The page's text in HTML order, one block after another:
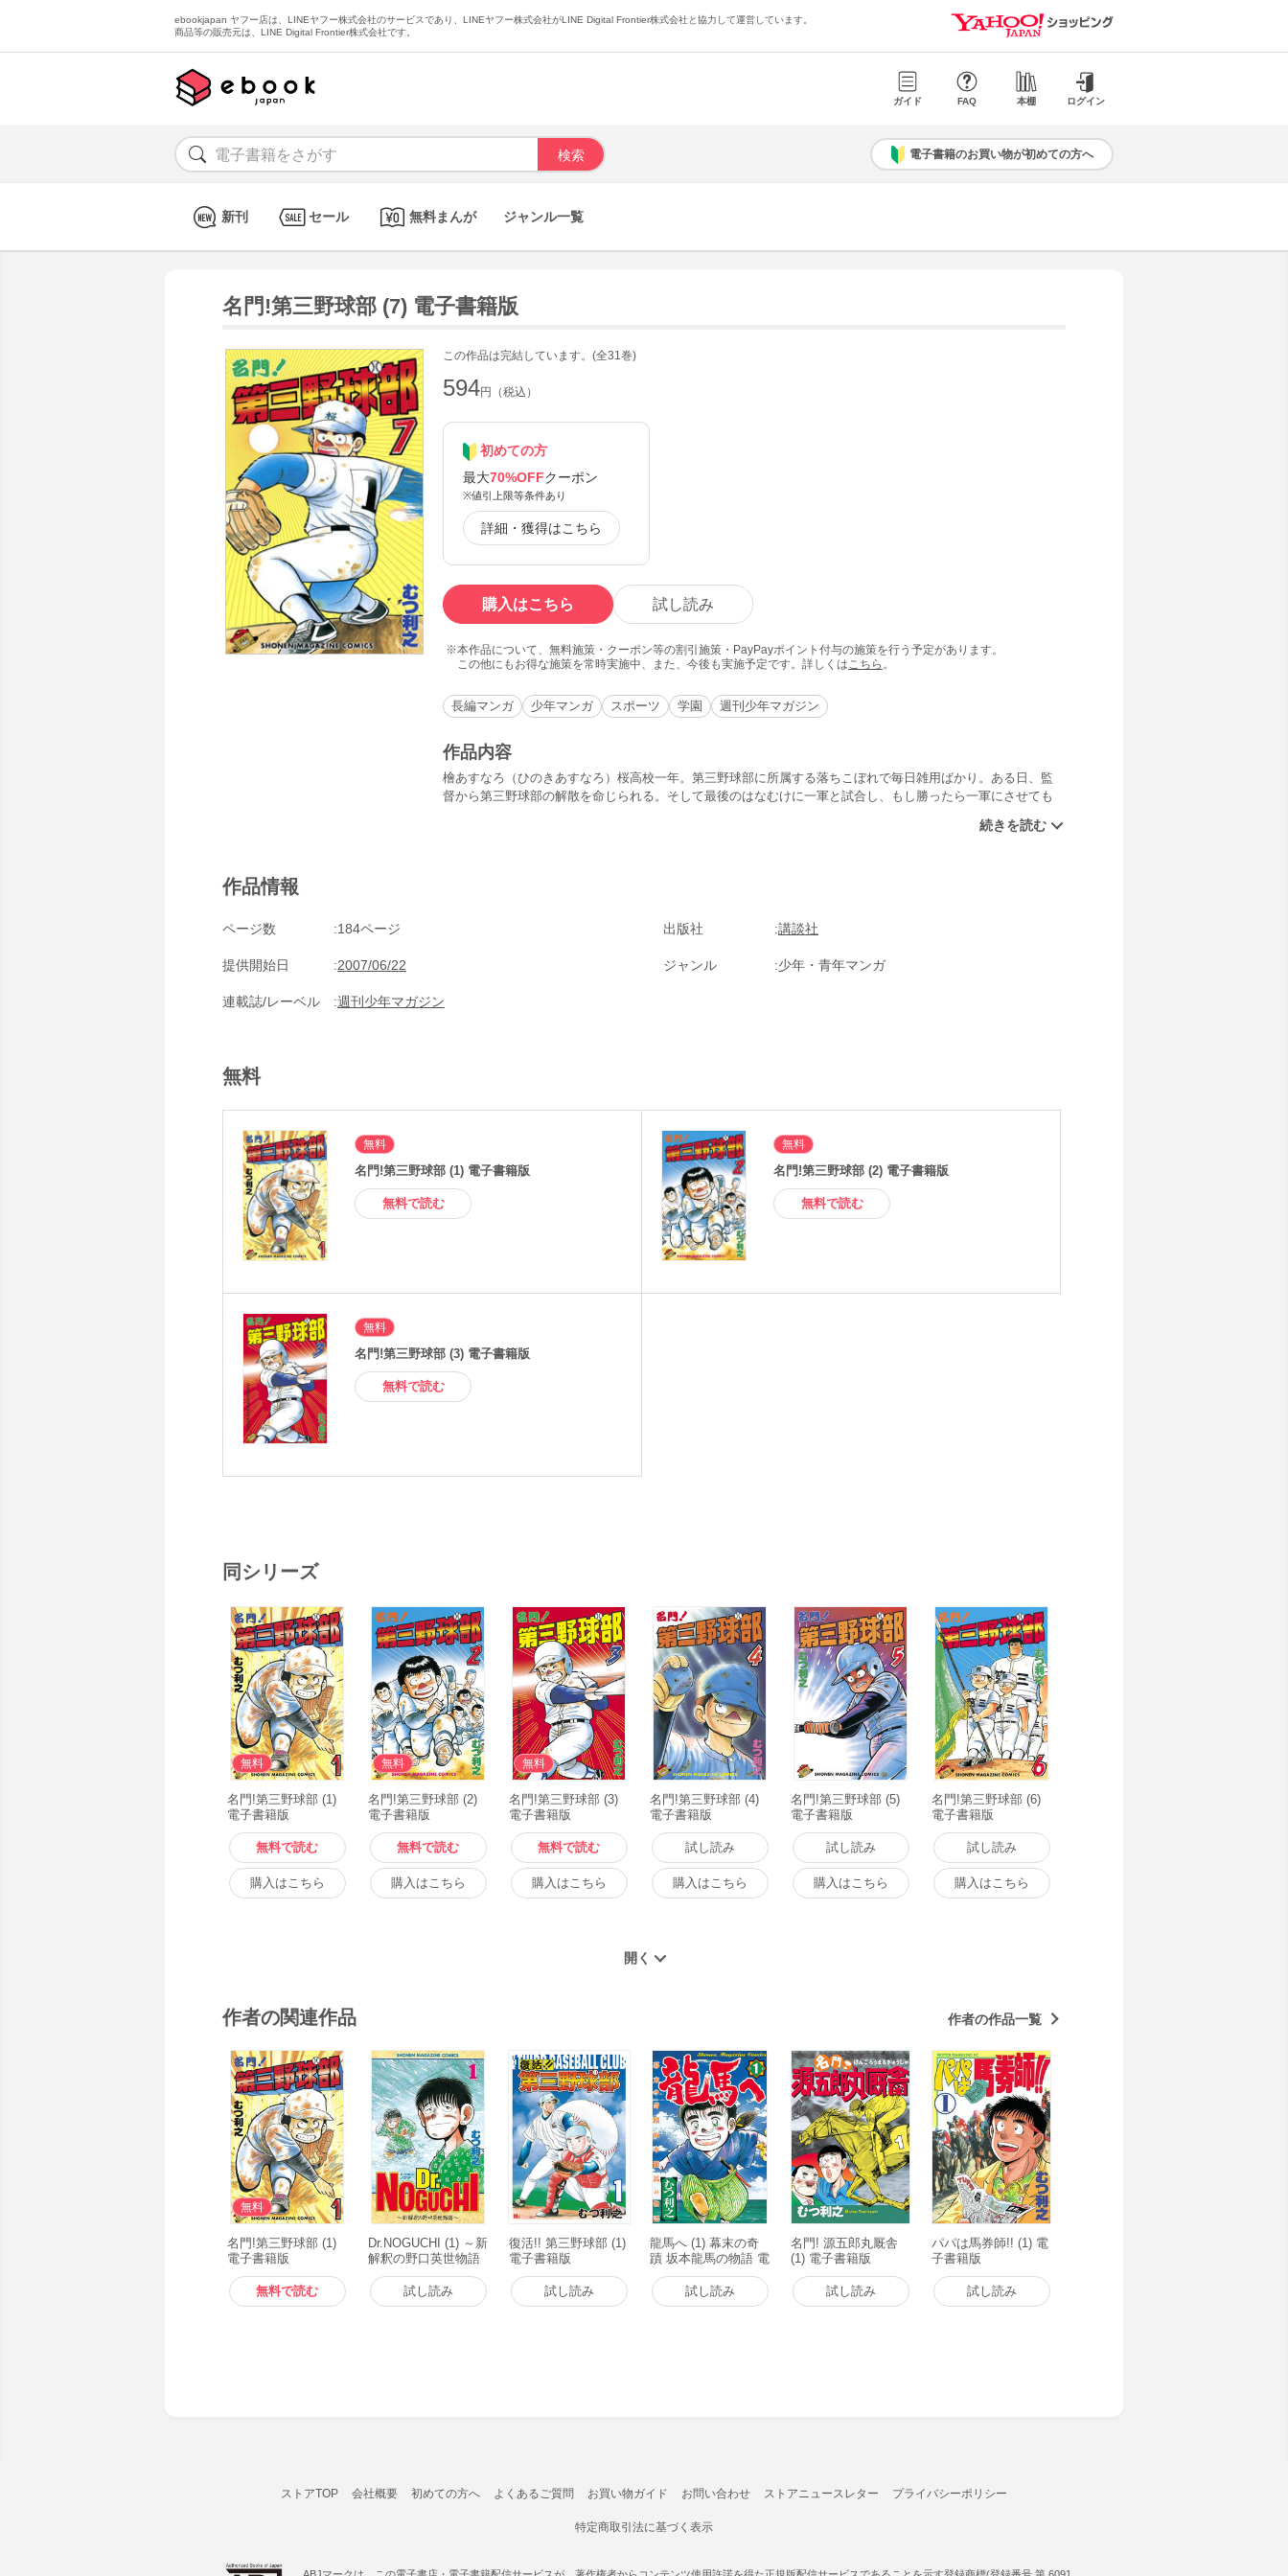
ebookjapan ヤフー店は、LINEヤフー株式会社のサービスであり、LINEヤフー株式会社がLINE Digital Frontier株式会社と協力して運営しています。
商品等の販売元は、LINE Digital Frontier株式会社です。
ガイド FAQ 本棚 ログイン
電子書籍のお買い物が初めての方へ
新刊 セール 無料まんが ジャンル一覧
名門!第三野球部 (7) 電子書籍版
この作品は完結しています。(全31巻)
594円（税込）
初めての方
最大70%OFFクーポン
※値引上限等条件あり
詳細・獲得はこちら
購入はこちら 試し読み
本作品について、無料施策・クーポン等の割引施策・PayPayポイント付与の施策を行う予定があります。
この他にもお得な施策を常時実施中、また、今後も実施予定です。詳しくは こちら 。
長編マンガ 少年マンガ スポーツ 学園 週刊少年マガジン
作品内容
檜あすなろ（ひのきあすなろ）桜高校一年。第三野球部に所属する落ちこぼれで毎日雑用ばかり。ある日、監
督から第三野球部の解散を命じられる。そして最後のはなむけに一軍と試合し、もし勝ったら一軍にさせても
作品情報
ページ数 184ページ 出版社 講談社
提供開始日 2007/06/22 ジャンル 少年・青年マンガ
連載誌/レーベル 週刊少年マガジン
無料
無料
名門!第三野球部 (1) 電子書籍版
無料で読む
無料
名門!第三野球部 (2) 電子書籍版
無料で読む
無料
名門!第三野球部 (3) 電子書籍版
無料で読む
同シリーズ
無料
名門!第三野球部 (1)
電子書籍版
無料で読む
購入はこちら
無料
名門!第三野球部 (2)
電子書籍版
無料で読む
購入はこちら
無料
名門!第三野球部 (3)
電子書籍版
無料で読む
購入はこちら
名門!第三野球部 (4)
電子書籍版
試し読み
購入はこちら
名門!第三野球部 (5)
電子書籍版
試し読み
購入はこちら
名門!第三野球部 (6)
電子書籍版
試し読み
購入はこちら
作者の関連作品 作者の作品一覧
無料
名門!第三野球部 (1)
電子書籍版
無料で読む
Dr.NOGUCHI (1) ～新
解釈の野口英世物語
～ 電子書籍版
試し読み
復活!! 第三野球部 (1)
電子書籍版
試し読み
龍馬へ (1) 幕末の奇
蹟 坂本龍馬の物語 電
子書籍版
試し読み
名門! 源五郎丸厩舎
(1) 電子書籍版
試し読み
パパは馬券師!! (1) 電
子書籍版
試し読み
ストアTOP 会社概要 初めての方へ よくあるご質問 お買い物ガイド お問い合わせ ストアニュースレター プライバシーポリシー
特定商取引法に基づく表示